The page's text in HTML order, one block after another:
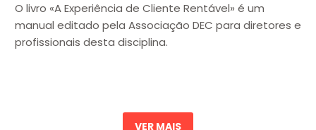
O livro «A Experiência de Cliente Rentável» é um
manual editado pela Associação DEC para diretores e
profissionais desta disciplina.
VER MAIS